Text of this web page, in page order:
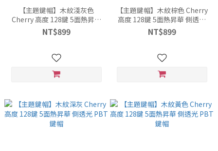
【主題鍵帽】木紋淺灰色
Cherry 高度 128鍵 5面熱昇華
側透光 PBT 鍵帽
NT$899
【主題鍵帽】木紋棕色 Cherry
高度 128鍵 5面熱昇華 側透光
PBT 鍵帽
NT$899